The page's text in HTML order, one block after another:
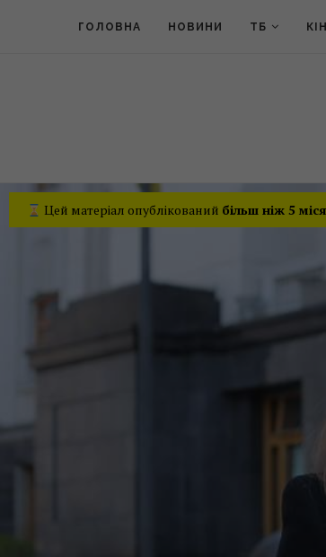
ГОЛОВНА НОВИНИ ТБ
Цей матеріал опублікований більш ніж 5